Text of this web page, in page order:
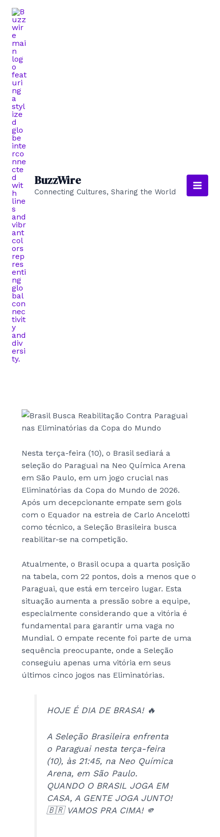
Skip
content
BuzzWire
Connecting Cultures, Sharing the World
Main
Nesta terça-feira (10), o Brasil sediará a
seleção do Paraguai na Neo Química Arena
em São Paulo, em um jogo crucial nas
Eliminatórias da Copa do Mundo de 2026.
Após um decepcionante empate sem gols
com o Equador na estreia de Carlo Ancelotti
como técnico, a Seleção Brasileira busca
reabilitar-se na competição.
Atualmente, o Brasil ocupa a quarta posição
na tabela, com 22 pontos, dois a menos que o
Paraguai, que está em terceiro lugar. Esta
situação aumenta a pressão sobre a equipe,
especialmente considerando que a vitória é
fundamental para garantir uma vaga no
Mundial. O empate recente foi parte de uma
sequência preocupante, onde a Seleção
conseguiu apenas uma vitória em seus
últimos cinco jogos nas Eliminatórias.
HOJE É DIA DE BRASA! 🔥
A Seleção Brasileira enfrenta
o Paraguai nesta terça-feira
(10), às 21:45, na Neo Química
Arena, em São Paulo.
QUANDO O BRASIL JOGA EM
CASA, A GENTE JOGA JUNTO!
🇧🇷 VAMOS PRA CIMA! 🫵